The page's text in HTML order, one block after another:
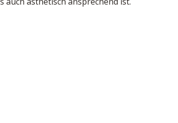
Eiche massiv , inklusive sichtbare